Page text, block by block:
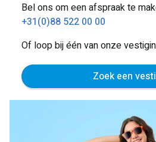
Bel ons om een afspraak te
+31(0)88 522 00 00
Of loop bij één van onze
Zoek een